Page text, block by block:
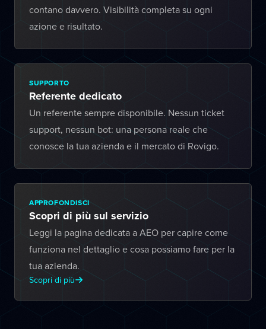
contano davvero. Visibilità completa su ogni
azione e risultato.
SUPPORTO
Referente dedicato
Un referente sempre disponibile. Nessun ticket
support, nessun bot: una persona reale che
conosce la tua azienda e il mercato di Rovigo.
APPROFONDISCI
Scopri di più sul servizio
Leggi la pagina dedicata a AEO per capire come
funziona nel dettaglio e cosa possiamo fare per la
tua azienda.
Scopri di più